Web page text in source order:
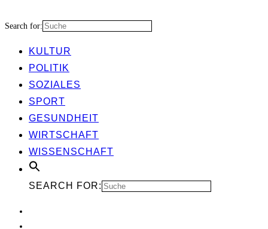
Search for:
KUL­TUR
POLI­TIK
SOZIA­LES
SPORT
GESUND­HEIT
WIRT­SCHAFT
WIS­SEN­SCHAFT
SEARCH FOR: